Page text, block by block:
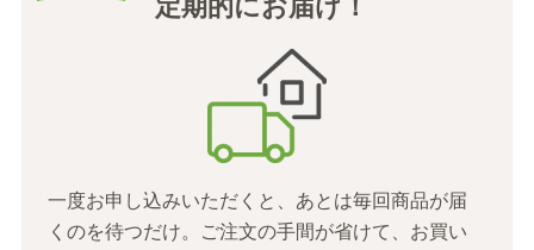
定期的にお届け！
一度お申し込みいただくと、あとは毎回商品が届
くのを待つだけ。 ご注文の手間が省けて、お買い